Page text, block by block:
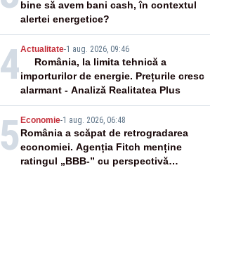
bine să avem bani cash, în contextul
alertei energetice?
4Actualitate-1 aug. 2026, 09:46
România, la limita tehnică a
importurilor de energie. Prețurile cresc
alarmant - Analiză Realitatea Plus
5 Economie-1 aug. 2026, 06:48
România a scăpat de retrogradarea
economiei. Agenția Fitch menține
ratingul „BBB-” cu perspectivă